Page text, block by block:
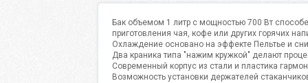
Бак объемом 1 литр с мощностью 700 Вт
приготовления чая, кофе или других горячих
Охлаждение основано на эффекте Пельтье и
Два краника типа "нажим кружкой" делают
Современный корпус из стали и пластика
Возможность установки держателей